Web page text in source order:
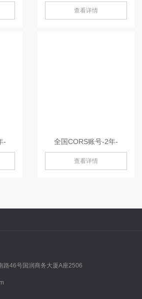
查看详情
- 全国CORS账号-2年-
查看详情
路46号国润商务大厦A座2506